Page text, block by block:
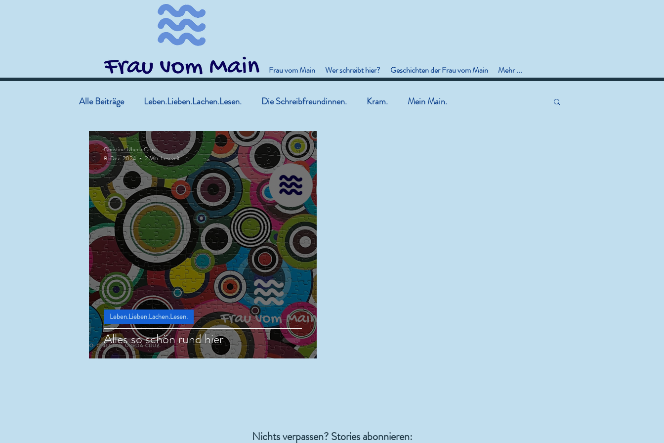
Frau vom Main Wer schreibt hier? Geschichten der Frau vom Main Mehr ...
Alle Beiträge Leben.Lieben.Lachen.Lesen. Die Schreibfreundinnen. Kram. Mein Main.
Alles so schön rund hier
Leben.Lieben.Lachen.Lesen.
Christine Ubeda Cruz
8. Dez. 2024
2 Min. Lesezeit
Nichts verpassen? Stories abonnieren: